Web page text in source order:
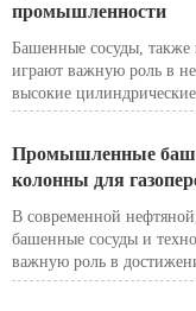
промышленности
Башенные сосуды, также
играют важную роль в
высокие
основном для процессов
важнейшими
других производных,
газа.
Промышленные
колонны для
В современной
башенные сосуды и
важную роль в
разделения, очистки и